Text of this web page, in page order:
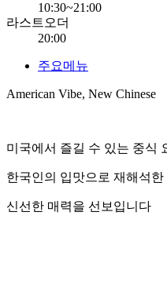
10:30~21:00
라스트오더
20:00
주요메뉴
American Vibe, New Chinese
미국에서 즐길 수 있는 중식
한국인의 입맛으로 재해석한
신선한 매력을 선보입니다